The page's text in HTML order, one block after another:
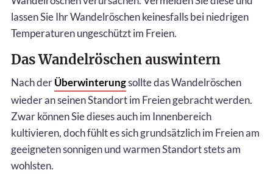
lassen Sie Ihr Wandelröschen keinesfalls bei niedrigen
Temperaturen ungeschützt im Freien.
Das Wandelröschen auswintern
Nach derÜberwinterungsollte das Wandelröschen
wieder an seinen Standort im Freien gebracht werden.
Zwar können Sie dieses auch im Innenbereich
kultivieren, doch fühlt es sich grundsätzlich im Freien am
geeigneten sonnigen und warmen Standort stets am
wohlsten.